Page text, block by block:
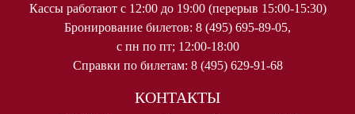
Кассы работают с 12:00 до 19:00 (перерыв 15:00-15:30)
Бронирование билетов: 8 (495) 695-89-05,
с пн по пт; 12:00-18:00
Справки по билетам: 8 (495) 629-91-68
КОНТАКТЫ